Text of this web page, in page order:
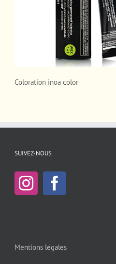
Coloration inoa color
SUIVEZ-NOUS
Mentions légales